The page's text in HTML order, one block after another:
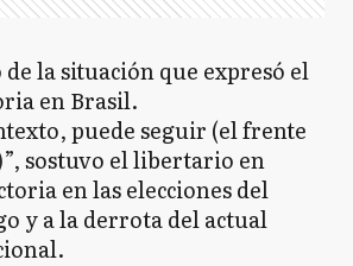
la situación que expresó el
en Brasil.
puede seguir (el frente
sostuvo el libertario en
en las elecciones del
y a la derrota del actual